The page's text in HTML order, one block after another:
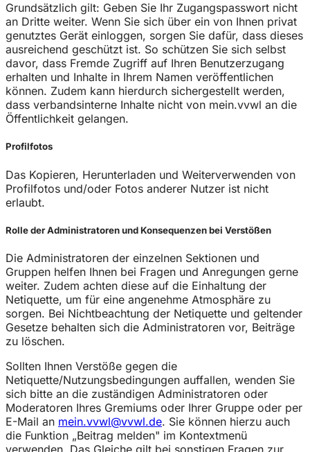
Grundsätzlich gilt: Geben Sie Ihr Zugangspasswort nicht
an Dritte weiter. Wenn Sie sich über ein von Ihnen privat
genutztes Gerät einloggen, sorgen Sie dafür, dass dieses
ausreichend geschützt ist. So schützen Sie sich selbst
davor, dass Fremde Zugriff auf Ihren Benutzerzugang
erhalten und Inhalte in Ihrem Namen veröffentlichen
können. Zudem kann hierdurch sichergestellt werden,
dass verbandsinterne Inhalte nicht von mein.vvwl an die
Öffentlichkeit gelangen.
Profilfotos
Das Kopieren, Herunterladen und Weiterverwenden von
Profilfotos und/oder Fotos anderer Nutzer ist nicht
erlaubt.
Rolle der Administratoren und Konsequenzen bei Verstößen
Die Administratoren der einzelnen Sektionen und
Gruppen helfen Ihnen bei Fragen und Anregungen gerne
weiter. Zudem achten diese auf die Einhaltung der
Netiquette, um für eine angenehme Atmosphäre zu
sorgen. Bei Nichtbeachtung der Netiquette und geltender
Gesetze behalten sich die Administratoren vor, Beiträge
zu löschen.
Sollten Ihnen Verstöße gegen die
Netiquette/Nutzungsbedingungen auffallen, wenden Sie
sich bitte an die zuständigen Administratoren oder
Moderatoren Ihres Gremiums oder Ihrer Gruppe oder per
E-Mail an mein.vvwl@vvwl.de. Sie können hierzu auch
die Funktion „Beitrag melden" im Kontextmenü
verwenden. Das Gleiche gilt bei sonstigen Fragen zur